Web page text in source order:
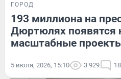
ГОРОД
193 миллиона на
Дюртюлях появятся
масштабные
5 июля, 2026, 15:10 3 929 18